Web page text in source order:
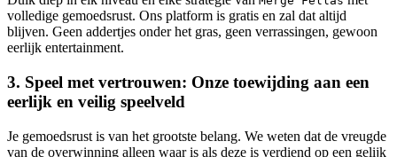
volledige gemoedsrust. Ons platform is gratis en zal dat altijd
blijven. Geen addertjes onder het gras, geen verrassingen, gewoon
eerlijk entertainment.
3. Speel met vertrouwen: Onze toewijding aan een
eerlijk en veilig speelveld
Je gemoedsrust is van het grootste belang. We weten dat de vreugde
van de overwinning alleen waar is als deze is verdiend op een gelijk